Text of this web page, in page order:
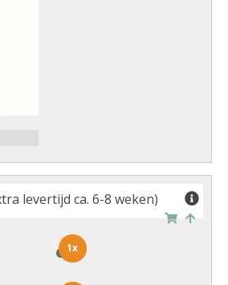
levertijd ca. 6-8 weken)
1x
1x